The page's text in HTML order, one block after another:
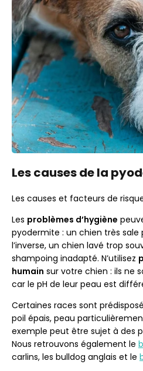
Les causes de la
Les causes et facteurs de
Les problèmes d’hygiène
pyodermite : un chien très sale
l’inverse, un chien lavé trop
shampoing inadapté. N’utilisez
humain sur votre chien : ils ne
car le pH de leur peau est
Certaines races sont
poil épais, peau
exemple peut être sujet à des
Nous retrouvons également le
carlins, les bulldog anglais et le